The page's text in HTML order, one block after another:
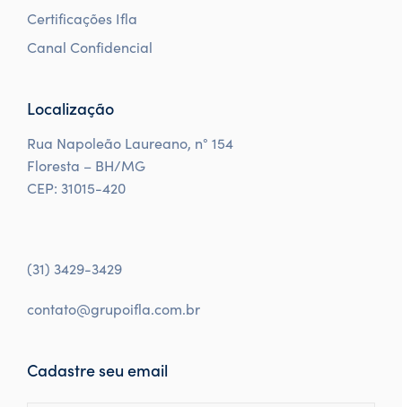
Certificações Ifla
Canal Confidencial
Localização
Rua Napoleão Laureano, n° 154
Floresta – BH/MG
CEP: 31015-420
(31) 3429-3429
contato@grupoifla.com.br
Cadastre seu email